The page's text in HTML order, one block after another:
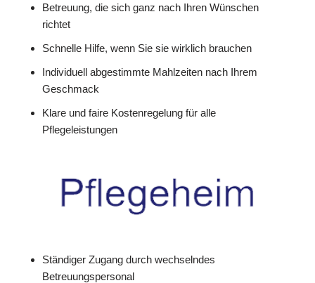
Betreuung, die sich ganz nach Ihren Wünschen
richtet
Schnelle Hilfe, wenn Sie sie wirklich brauchen
Individuell abgestimmte Mahlzeiten nach Ihrem
Geschmack
Klare und faire Kostenregelung für alle
Pflegeleistungen
Ständiger Zugang durch wechselndes
Betreuungspersonal